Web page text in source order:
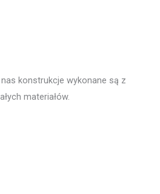
konstrukcje wykonane są z
materiałów.